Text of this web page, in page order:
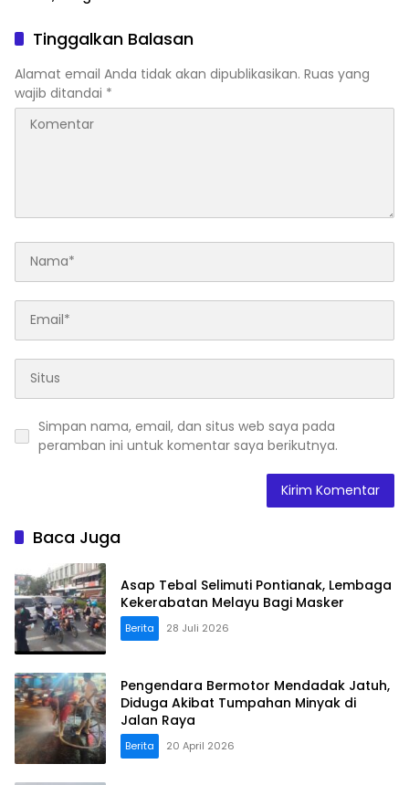
Langgar Aturan!
Tinggalkan Balasan
Alamat email Anda tidak akan dipublikasikan. Ruas yang
wajib ditandai *
Simpan nama, email, dan situs web saya pada
peramban ini untuk komentar saya berikutnya.
Baca Juga
Asap Tebal Selimuti Pontianak, Lembaga
Kekerabatan Melayu Bagi Masker
Berita 28 Juli 2026
Pengendara Bermotor Mendadak Jatuh,
Diduga Akibat Tumpahan Minyak di
Jalan Raya
Berita 20 April 2026